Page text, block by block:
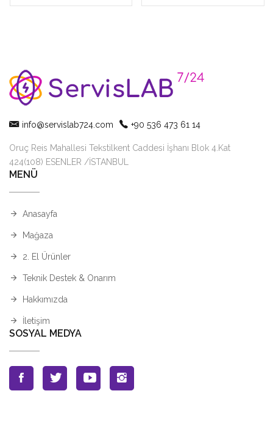
info@servislab724.com +90 536 473 61 14
Oruç Reis Mahallesi Tekstilkent Caddesi İşhanı Blok 4.Kat
424(108) ESENLER /İSTANBUL
MENÜ
Anasayfa
Mağaza
2. El Ürünler
Teknik Destek & Onarım
Hakkımızda
İletişim
SOSYAL MEDYA